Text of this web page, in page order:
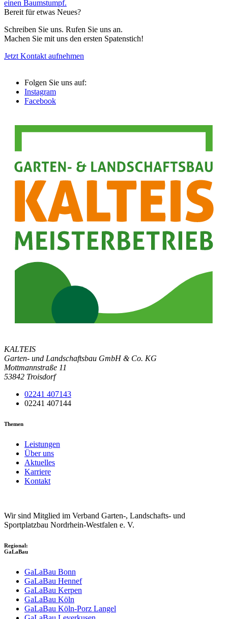
Bereit für etwas Neues?
Schreiben Sie uns. Rufen Sie uns an.
Machen Sie mit uns den ersten Spatenstich!
Jetzt Kontakt aufnehmen
Folgen Sie uns auf:
Instagram
Facebook
KALTEIS
Garten- und Landschaftsbau GmbH & Co. KG
Mottmannstraße 11
53842 Troisdorf
02241 407143
02241 407144
Themen
Leistungen
Über uns
Aktuelles
Karriere
Kontakt
Wir sind Mitglied im Verband Garten-, Landschafts- und
Sportplatzbau Nordrhein-Westfalen e. V.
Regional:
GaLaBau
GaLaBau Bonn
GaLaBau Hennef
GaLaBau Kerpen
GaLaBau Köln
GaLaBau Köln-Porz Langel